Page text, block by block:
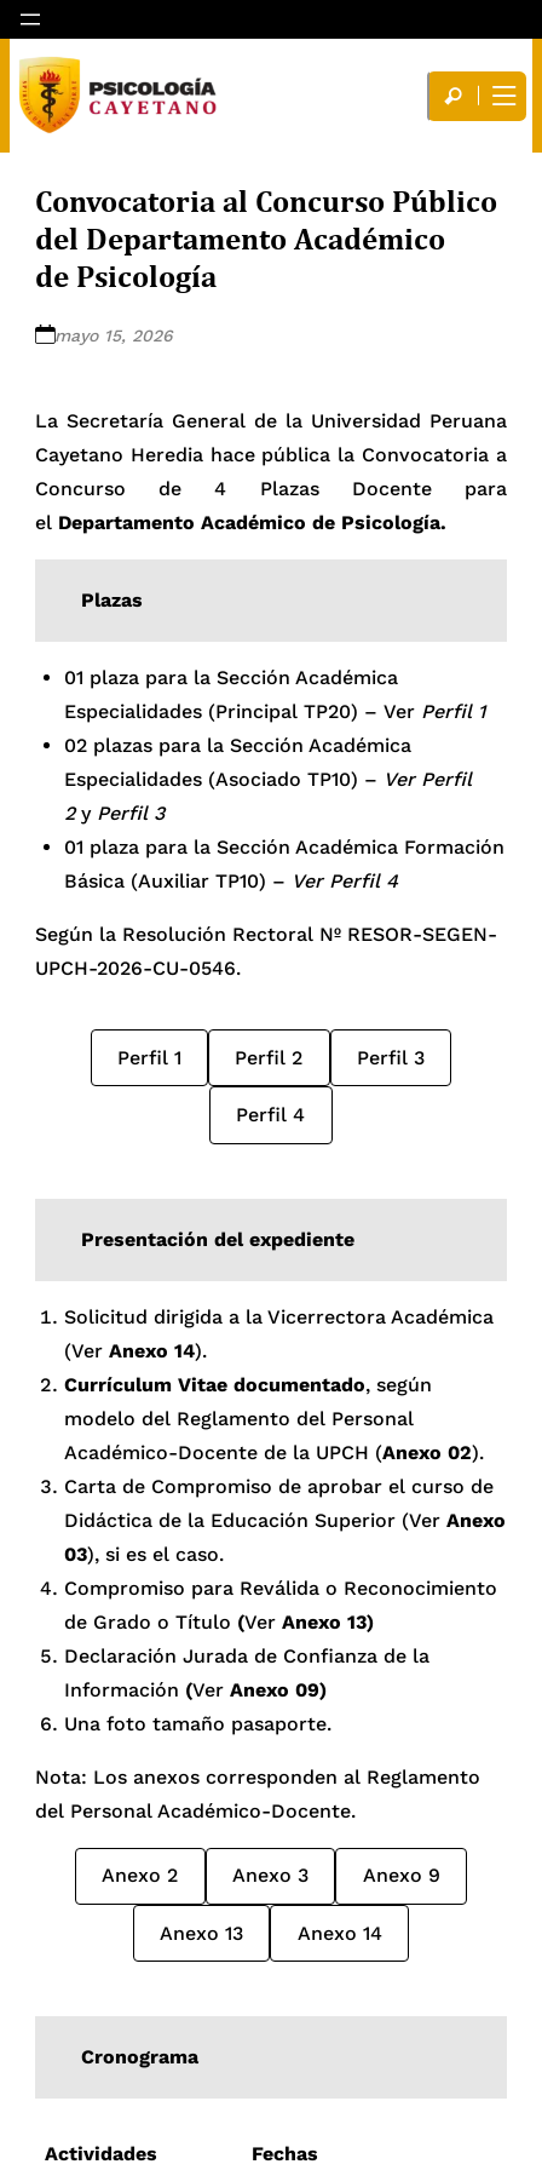
Convocatoria al Concurso Público
del Departamento Académico
de Psicología
mayo 15, 2026
La Secretaría General de la Universidad Peruana
Cayetano Heredia hace pública la Convocatoria a
Concurso de 4 Plazas Docente para
el Departamento Académico de Psicología.
Plazas
01 plaza para la Sección Académica
Especialidades (Principal TP20) – Ver Perfil 1
02 plazas para la Sección Académica
Especialidades (Asociado TP10) – Ver Perfil
2y Perfil 3
01 plaza para la Sección Académica Formación
Básica (Auxiliar TP10) – Ver Perfil 4
Según la Resolución Rectoral Nº RESOR-SEGEN-
UPCH-2026-CU-0546.
Perfil 1 Perfil 2 Perfil 3
Perfil 4
Presentación del expediente
Solicitud dirigida a la Vicerrectora Académica
(VerAnexo 14).
Currículum Vitae documentado, según
modelo del Reglamento del Personal
Académico-Docente de la UPCH (Anexo 02).
Carta de Compromiso de aprobar el curso de
Didáctica de la Educación Superior (VerAnexo
03), si es el caso.
Compromiso para Reválida o Reconocimiento
de Grado o Título (Ver Anexo 13)
Declaración Jurada de Confianza de la
Información (VerAnexo 09)
Una foto tamaño pasaporte.
Nota: Los anexos corresponden al Reglamento
del Personal Académico-Docente.
Anexo 2 Anexo 3 Anexo 9
Anexo 13 Anexo 14
Cronograma
Actividades Fechas